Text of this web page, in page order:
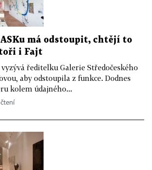
má odstoupit, chtějí to
i Fajt
ředitelku Galerie Středočeského
aby odstoupila z funkce. Dodnes
kolem údajného...